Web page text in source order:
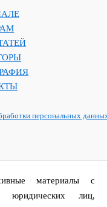
персональных
материалы с
юридических лиц,